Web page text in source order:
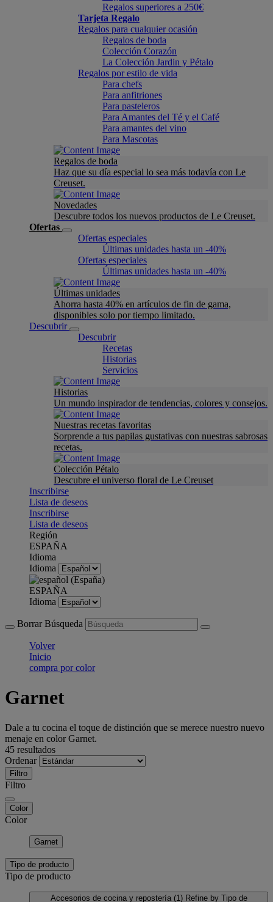
Regalos superiores a 250€
Tarjeta Regalo
Regalos para cualquier ocasión
Regalos de boda
Colección Corazón
La Colección Jardin y Pétalo
Regalos por estilo de vida
Para chefs
Para anfitriones
Para pasteleros
Para Amantes del Té y el Café
Para amantes del vino
Para Mascotas
Regalos de boda
Haz que su día especial lo sea más todavía con Le
Creuset.
Novedades
Descubre todos los nuevos productos de Le Creuset.
Ofertas
Ofertas especiales
Últimas unidades hasta un -40%
Ofertas especiales
Últimas unidades hasta un -40%
Últimas unidades
Ahorra hasta 40% en artículos de fin de gama,
disponibles solo por tiempo limitado.
Descubrir
Descubrir
Recetas
Historias
Servicios
Historias
Un mundo inspirador de tendencias, colores y consejos.
Nuestras recetas favoritas
Sorprende a tus papilas gustativas con nuestras sabrosas
recetas.
Colección Pétalo
Descubre el universo floral de Le Creuset
Inscribirse
Lista de deseos
Inscribirse
Lista de deseos
Región
ESPAÑA
Idioma
Idioma
ESPAÑA
Idioma
Borrar Búsqueda
Volver
Inicio
compra por color
Garnet
Dale a tu cocina el toque de distinción que se merece nuestro nuevo
menaje en color Garnet.
45 resultados
Ordenar
Filtro
Filtro
Color
Color
Garnet
Tipo de producto
Tipo de producto
Accesorios de cocina y repostería (1) Refine by Tipo de